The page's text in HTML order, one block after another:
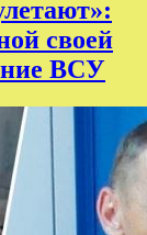
своей
ВСУ